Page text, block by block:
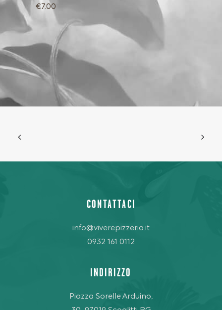
€7.00
CONTATTACI
info@viverepizzeria.it
0932 161 0112
INDIRIZZO
Piazza Sorelle Arduino,